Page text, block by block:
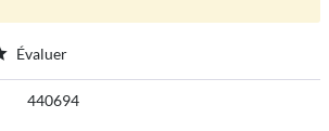
Évaluer
440694